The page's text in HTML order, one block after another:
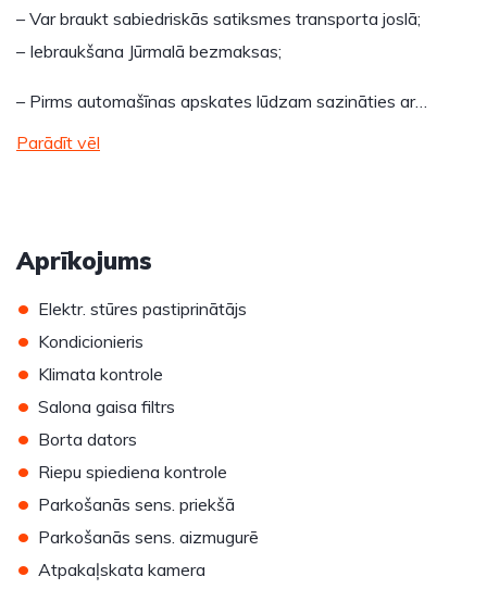
– Var braukt sabiedriskās satiksmes transporta joslā;
– Iebraukšana Jūrmalā bezmaksas;
– Pirms automašīnas apskates lūdzam sazināties ar…
Parādīt vēl
Aprīkojums
• Elektr. stūres pastiprinātājs
• Kondicionieris
• Klimata kontrole
• Salona gaisa filtrs
• Borta dators
• Riepu spiediena kontrole
• Parkošanās sens. priekšā
• Parkošanās sens. aizmugurē
• Atpakaļskata kamera